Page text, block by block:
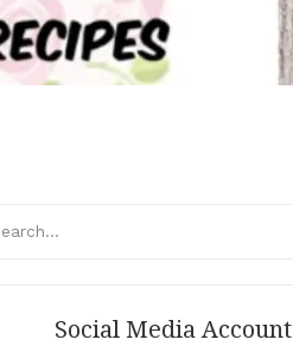
Social Media Account